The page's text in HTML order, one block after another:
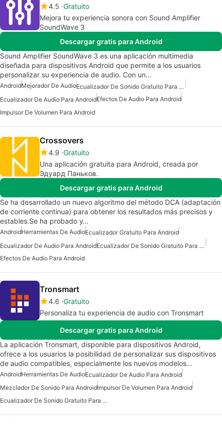
4.5 Gratuito
Mejora tu experiencia sonora con Sound Amplifier
SoundWave 3
Descargar gratis para Android
Sound Amplifier SoundWave 3 es una aplicación multimedia
diseñada para dispositivos Android que permite a los usuarios
personalizar su experiencia de audio. Con un…
AndroidMejorador De Audio
Ecualizador De Sonido Gratuito Para Android
Ecualizador De Audio Para AndroidEfectos De Audio Para Android
Impulsor De Volumen Para Android
Crossovers
4.9 Gratuito
Una aplicación gratuita para Android, creada por
Эдуард Паньков.
Descargar gratis para Android
Se ha desarrollado un nuevo algoritmo del método DCA (adaptación
de corriente continua) para obtener los resultados más precisos y
estables.Se ha probado y…
AndroidHerramientas De AudioEcualizador Gratuito Para Android
Ecualizador De Audio Para Android
Ecualizador De Sonido Gratuito Para Android
Efectos De Audio Para Android
Tronsmart
4.6 Gratuito
Personaliza tu experiencia de audio con Tronsmart
Descargar gratis para Android
La aplicación Tronsmart, disponible para dispositivos Android,
ofrece a los usuarios la posibilidad de personalizar sus dispositivos
de audio compatibles, especialmente los nuevos modelos…
AndroidHerramientas De AudioEcualizador De Audio Para Android
Mezclador De Sonido Para AndroidImpulsor De Volumen Para Android
Ecualizador De Sonido Gratuito Para Android